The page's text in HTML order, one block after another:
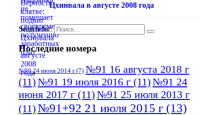
Цхинвала в августе 2008 года
Search for:
Последние номера
№90 24 июня 2014 г (7) №91 16 августа 2018 г
(11)№91 19 июля 2016 г (11)№91 24
июня 2017 г (11)№91 25 июля 2013 г
(11)№91+92 21 июля 2015 г (13)